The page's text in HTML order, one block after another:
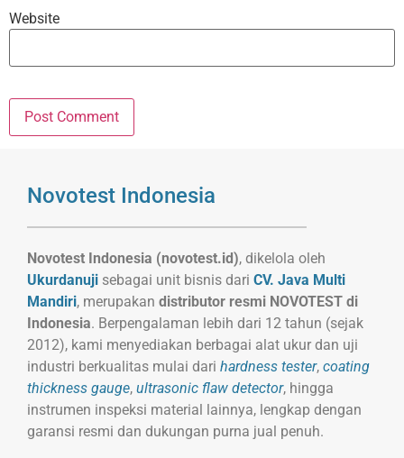
Website
Novotest Indonesia
Novotest Indonesia (novotest.id), dikelola oleh
Ukurdanuji sebagai unit bisnis dari CV. Java Multi
Mandiri, merupakan distributor resmi NOVOTEST di
Indonesia. Berpengalaman lebih dari 12 tahun (sejak
2012), kami menyediakan berbagai alat ukur dan uji
industri berkualitas mulai dari hardness tester, coating
thickness gauge, ultrasonic flaw detector, hingga
instrumen inspeksi material lainnya, lengkap dengan
garansi resmi dan dukungan purna jual penuh.